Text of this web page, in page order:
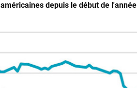
depuis le début de l'année